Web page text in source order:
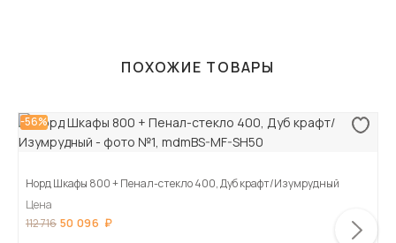
ПОХОЖИЕ ТОВАРЫ
-56%
Норд Шкафы 800 + Пенал-стекло 400, Дуб крафт/Изумрудный
Цена
112 716 50 096